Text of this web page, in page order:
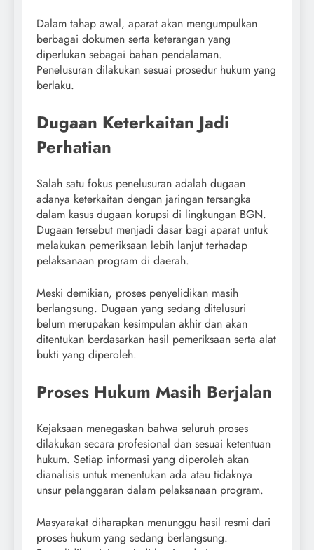
Dalam tahap awal, aparat akan mengumpulkan
berbagai dokumen serta keterangan yang
diperlukan sebagai bahan pendalaman.
Penelusuran dilakukan sesuai prosedur hukum yang
berlaku.
Dugaan Keterkaitan Jadi
Perhatian
Salah satu fokus penelusuran adalah dugaan
adanya keterkaitan dengan jaringan tersangka
dalam kasus dugaan korupsi di lingkungan BGN.
Dugaan tersebut menjadi dasar bagi aparat untuk
melakukan pemeriksaan lebih lanjut terhadap
pelaksanaan program di daerah.
Meski demikian, proses penyelidikan masih
berlangsung. Dugaan yang sedang ditelusuri
belum merupakan kesimpulan akhir dan akan
ditentukan berdasarkan hasil pemeriksaan serta alat
bukti yang diperoleh.
Proses Hukum Masih Berjalan
Kejaksaan menegaskan bahwa seluruh proses
dilakukan secara profesional dan sesuai ketentuan
hukum. Setiap informasi yang diperoleh akan
dianalisis untuk menentukan ada atau tidaknya
unsur pelanggaran dalam pelaksanaan program.
Masyarakat diharapkan menunggu hasil resmi dari
proses hukum yang sedang berlangsung.